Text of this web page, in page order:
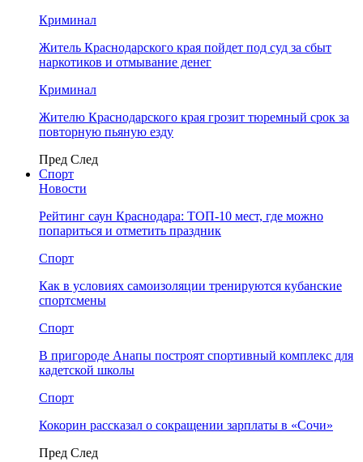
Криминал
Житель Краснодарского края пойдет под суд за сбыт
наркотиков и отмывание денег
Криминал
Жителю Краснодарского края грозит тюремный срок за
повторную пьяную езду
Пред След
Спорт
Новости
Рейтинг саун Краснодара: ТОП-10 мест, где можно
попариться и отметить праздник
Спорт
Как в условиях самоизоляции тренируются кубанские
спортсмены
Спорт
В пригороде Анапы построят спортивный комплекс для
кадетской школы
Спорт
Кокорин рассказал о сокращении зарплаты в «Сочи»
Пред След